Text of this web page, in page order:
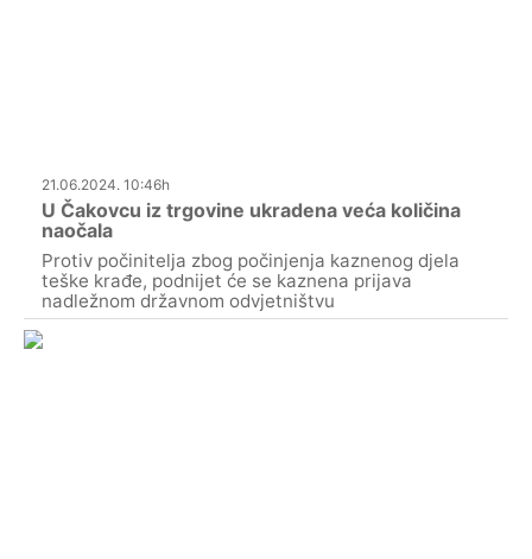
21.06.2024. 10:46h
U Čakovcu iz trgovine ukradena veća količina
naočala
Protiv počinitelja zbog počinjenja kaznenog djela
teške krađe, podnijet će se kaznena prijava
nadležnom državnom odvjetništvu